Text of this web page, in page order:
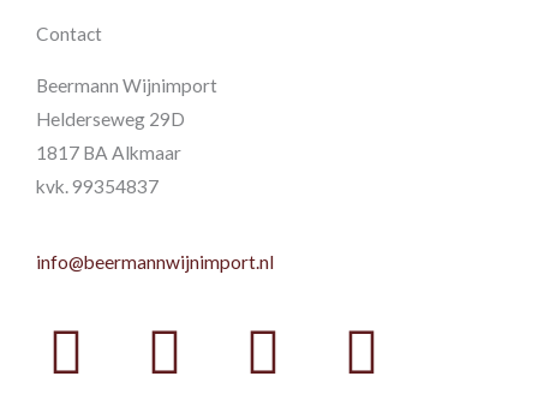
Contact
Beermann Wijnimport
Helderseweg 29D
1817 BA Alkmaar
kvk. 99354837
info@beermannwijnimport.nl
Facebook
Twitter
Youtube